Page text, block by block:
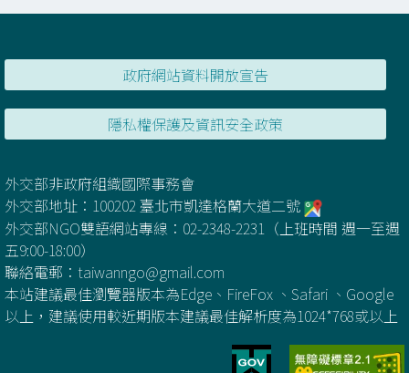
政府網站資料開放宣告
隱私權保護及資訊安全政策
外交部非政府組織國際事務會
外交部地址：100202 臺北市凱達格蘭大道二號
外交部NGO雙語網站專線：02-2348-2231（上班時間 週一至週
五9:00-18:00）
聯絡電郵： taiwanngo@gmail.com
本站建議最佳瀏覽器版本為Edge、FireFox 、Safari 、Google
以上，建議使用較近期版本建議最佳解析度為1024*768或以上